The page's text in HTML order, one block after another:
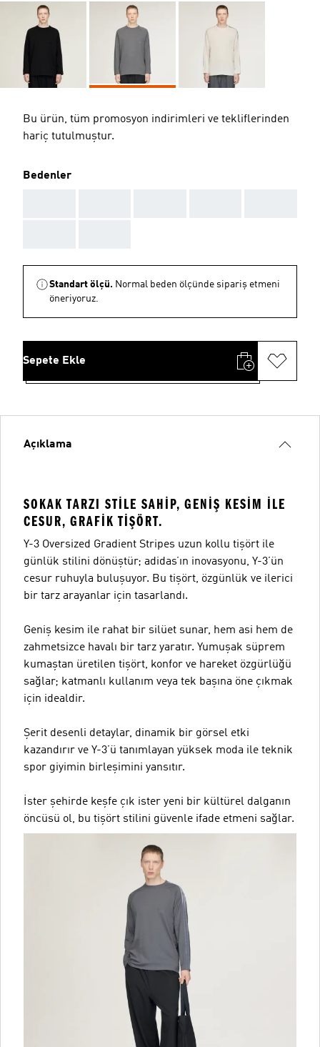
Bu ürün, tüm promosyon indirimleri ve tekliflerinden
hariç tutulmuştur.
Bedenler
Standart ölçü. Normal beden ölçünde sipariş etmeni
öneriyoruz.
Sepete Ekle
Açıklama
SOKAK TARZI STILE SAHIP, GENIŞ KESIM ILE
CESUR, GRAFIK TIŞÖRT.
Y-3 Oversized Gradient Stripes uzun kollu tişört ile
günlük stilini dönüştür; adidas’ın inovasyonu, Y-3’ün
cesur ruhuyla buluşuyor. Bu tişört, özgünlük ve ilerici
bir tarz arayanlar için tasarlandı.
Geniş kesim ile rahat bir silüet sunar, hem asi hem de
zahmetsizce havalı bir tarz yaratır. Yumuşak süprem
kumaştan üretilen tişört, konfor ve hareket özgürlüğü
sağlar; katmanlı kullanım veya tek başına öne çıkmak
için idealdir.
Şerit desenli detaylar, dinamik bir görsel etki
kazandırır ve Y-3’ü tanımlayan yüksek moda ile teknik
spor giyimin birleşimini yansıtır.
İster şehirde keşfe çık ister yeni bir kültürel dalganın
öncüsü ol, bu tişört stilini güvenle ifade etmeni sağlar.